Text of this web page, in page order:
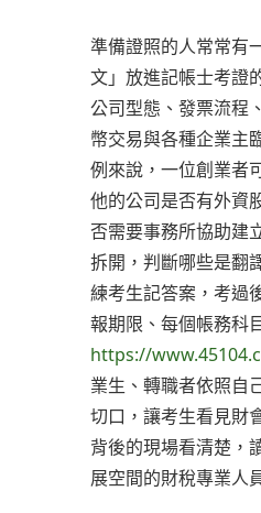
準備證照的人常常有
文」放進記帳士考證
公司型態、發票流程
幣交易與各種企業主
例來說，一位創業者
他的公司是否有外資
否需要事務所協助建
拆開，判斷哪些是翻
練考生記答案，考過
報期限、每個帳務科
https://
業生、轉職者依照自
切口，讓考生看見財
背後的現場看清楚，
展空間的財稅專業人